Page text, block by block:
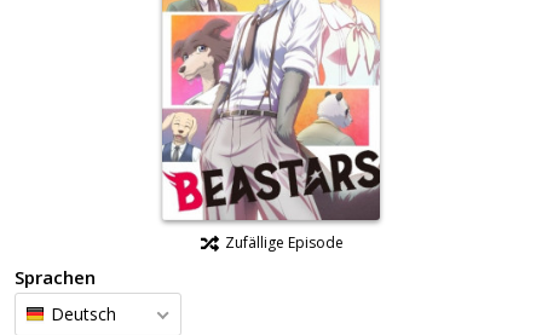
Zufällige Episode
Sprachen
Deutsch